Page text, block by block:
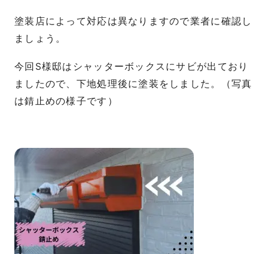
塗装店によって対応は異なりますので業者に確認し
ましょう。
今回S様邸はシャッターボックスにサビが出ており
ましたので、下地処理後に塗装をしました。（写真
は錆止めの様子です）